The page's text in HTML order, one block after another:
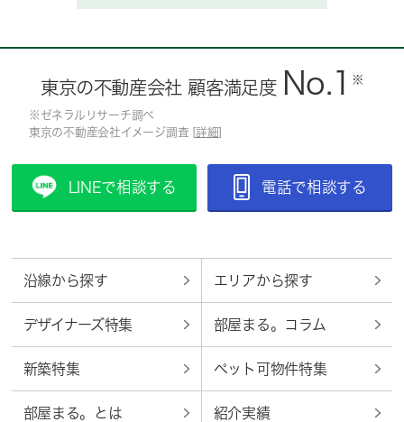
東京の不動産会社 顧客満足度 No.1 ※
※ゼネラルリサーチ調べ
東京の不動産会社イメージ調査 [ 詳細
LINEで相談する 電話で相談する
沿線から探す エリアから探す
デザイナーズ特集 部屋まる。コラム
新築特集 ペット可物件特集
部屋まる。とは 紹介実績